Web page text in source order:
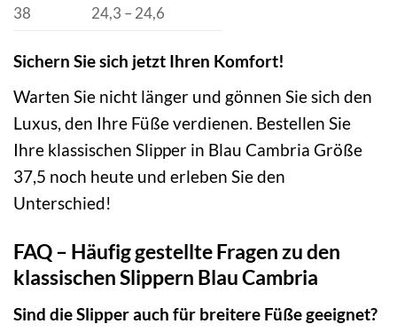
38 24,3 – 24,6
Sichern Sie sich jetzt Ihren Komfort!
Warten Sie nicht länger und gönnen Sie sich den
Luxus, den Ihre Füße verdienen. Bestellen Sie
Ihre klassischen Slipper in Blau Cambria Größe
37,5 noch heute und erleben Sie den
Unterschied!
FAQ – Häufig gestellte Fragen zu den
klassischen Slippern Blau Cambria
Sind die Slipper auch für breitere Füße geeignet?